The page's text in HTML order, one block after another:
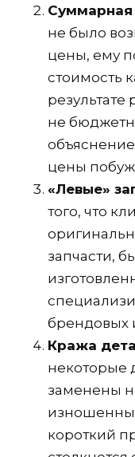
не было
цены, ему
стоимость
результате
не
цены
«Левые»
того, что
запчасти,
брендовых
Кража
некоторые
заменены
короткий